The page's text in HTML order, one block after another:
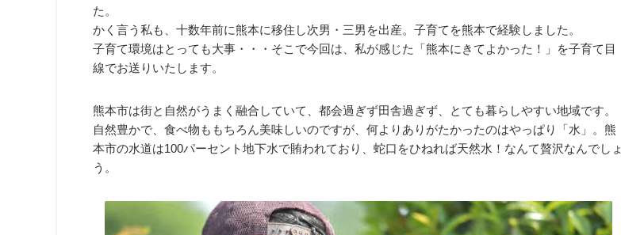
た。
かく言う私も、十数年前に熊本に移住し次男・三男を出産。子育てを熊本で経験しました。
子育て環境はとっても大事・・・そこで今回は、私が感じた「熊本にきてよかった！」を子育て目
線でお送りいたします。
熊本市は街と自然がうまく融合していて、都会過ぎず田舎過ぎず、とても暮らしやすい地域です。
自然豊かで、食べ物ももちろん美味しいのですが、何よりありがたかったのはやっぱり「水」。熊
本市の水道は100パーセント地下水で賄われており、蛇口をひねれば天然水！なんて贅沢なんでしょ
う。